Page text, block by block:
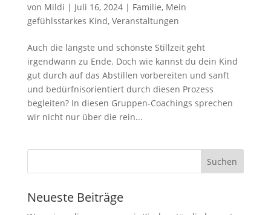
von Mildi | Juli 16, 2024| Familie, Mein
gefühlsstarkes Kind, Veranstaltungen
Auch die längste und schönste Stillzeit geht
irgendwann zu Ende. Doch wie kannst du dein Kind
gut durch auf das Abstillen vorbereiten und sanft
und bedürfnisorientiert durch diesen Prozess
begleiten? In diesen Gruppen-Coachings sprechen
wir nicht nur über die rein...
Neueste Beiträge